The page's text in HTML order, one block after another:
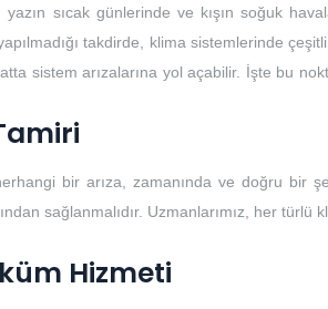
sıcak günlerinde ve kışın soğuk
takdirde, klima sistemlerinde
sistem arızalarına yol açabilir. İşte bu
bir arıza, zamanında ve doğru bir
sağlanmalıdır. Uzmanlarımız, her türlü
Hizmeti